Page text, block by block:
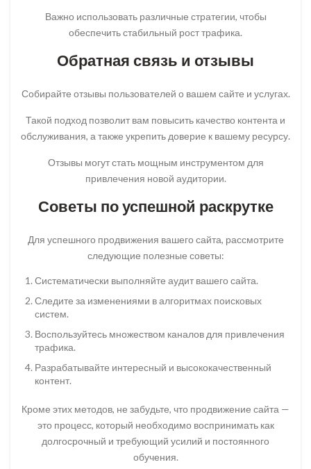
Важно использовать различные стратегии, чтобы
обеспечить стабильный рост трафика.
Обратная связь и отзывы
Собирайте отзывы пользователей о вашем сайте и услугах.
Такой подход позволит вам повысить качество контента и
обслуживания, а также укрепить доверие к вашему ресурсу.
Отзывы могут стать мощным инструментом для
привлечения новой аудитории.
Советы по успешной раскрутке
Для успешного продвижения вашего сайта, рассмотрите
следующие полезные советы:
Систематически выполняйте аудит вашего сайта.
Следите за изменениями в алгоритмах поисковых
систем.
Воспользуйтесь множеством каналов для привлечения
трафика.
Разрабатывайте интересный и высококачественный
контент.
Кроме этих методов, не забудьте, что продвижение сайта —
это процесс, который необходимо воспринимать как
долгосрочный и требующий усилий и постоянного
обучения.